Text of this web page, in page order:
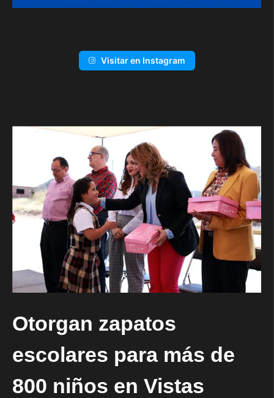
Visitar en Instagram
Otorgan zapatos
escolares para más de
800 niños en Vistas